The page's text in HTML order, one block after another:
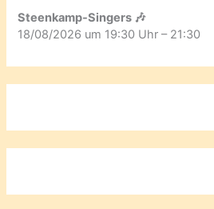
Steenkamp-Singers 🎶
18/08/2026 um 19:30 Uhr – 21:30